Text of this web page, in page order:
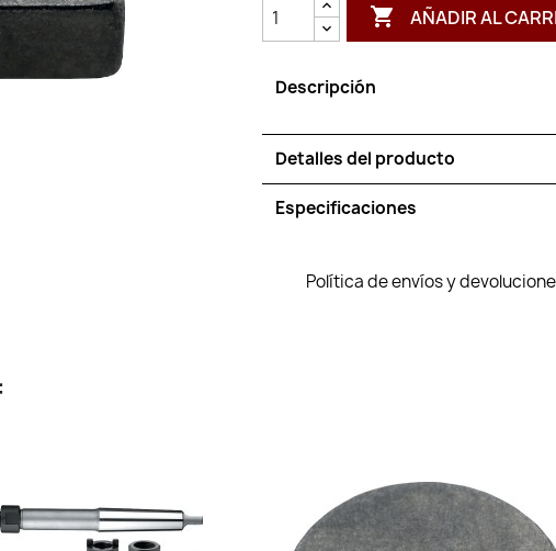
 AÑADIR AL
Descripción
Detalles del producto
Especificaciones
Política de envíos y